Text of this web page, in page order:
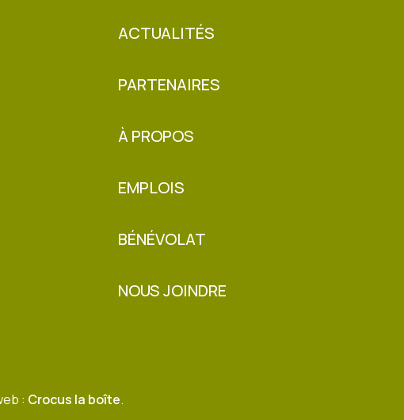
ACTUALITÉS
PARTENAIRES
À PROPOS
EMPLOIS
BÉNÉVOLAT
NOUS JOINDRE
: Crocus la boîte.